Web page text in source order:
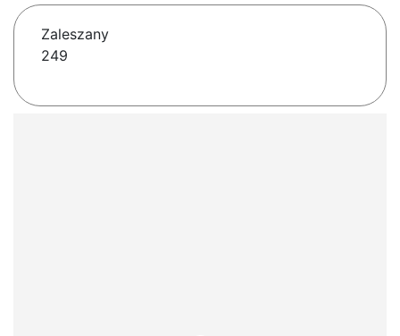
Zaleszany
249